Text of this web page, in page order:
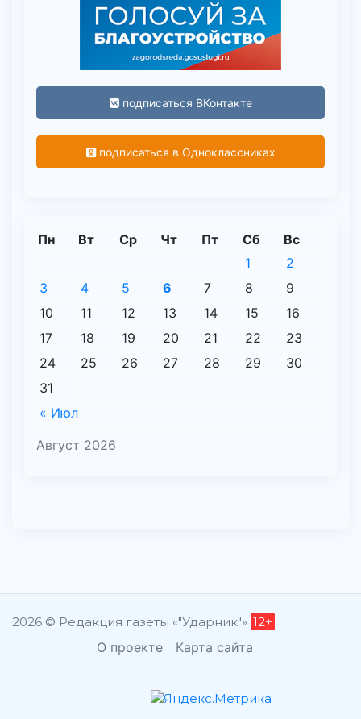
подписаться ВКонтакте
подписаться в Одноклассниках
Август 2026
Пн Вт Ср Чт Пт Сб Вс
« Июл
1
2
3
4 5 6 7 8
9
10
11 12 13 14 15
16
17
18 19 20 21 22
23
24
25 26 27 28 29
30
31
2026 © Редакция газеты «"Ударник"» 12+
О проекте Карта сайта